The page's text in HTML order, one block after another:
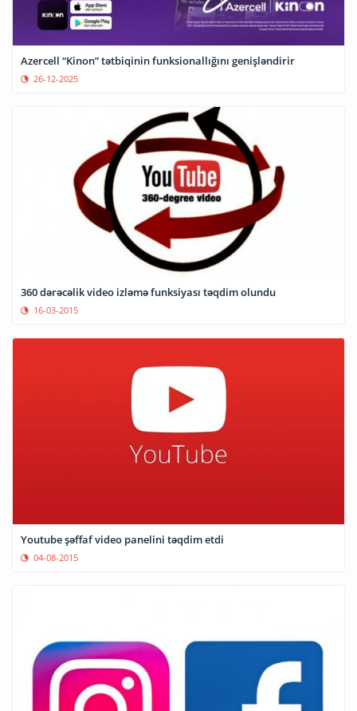
Azercell “Kinon” tətbiqinin funksionallığını genişləndirir
26-12-2025
360 dərəcəlik video izləmə funksiyası təqdim olundu
16-03-2015
Youtube şəffaf video panelini təqdim etdi
04-08-2015